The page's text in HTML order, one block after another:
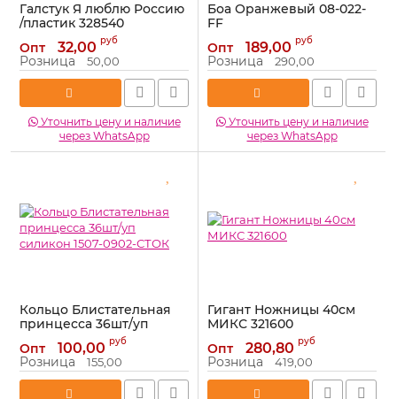
Галстук Я люблю Россию
/пластик 328540
Артикул: 328540
Опт 32,00 руб
Розница 50,00
Уточнить цену и наличие
через WhatsApp
Боа Оранжевый 08-022-
FF
Артикул: 08-022-FF
Опт 189,00 руб
Розница 290,00
Уточнить цену и наличие
через WhatsApp
Кольцо Блистательная
принцесса 36шт/уп
силикон 1507-0902-СТОК
Артикул: 1507-0902-СТОК
Опт 100,00 руб
Розница 155,00
Гигант Ножницы 40см
МИКС 321600
Артикул: 321600
Опт 280,80 руб
Розница 419,00